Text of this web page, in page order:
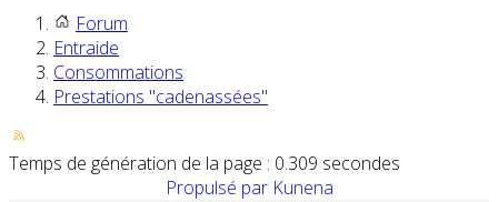
Forum
Entraide
Consommations
Prestations "cadenassées"
Temps de génération de la page : 0.309 secondes
Propulsé par Kunena